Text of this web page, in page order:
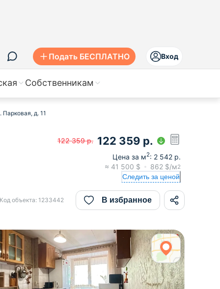
Подать БЕСПЛАТНО Вход
Собственникам
д. 11
122 359 р. 122 359 р.
Цена за м2: 2 542 р.
≈ 41 500 $ 862 $/м2
Следить за ценой
Код объекта: 1233442 В избранное